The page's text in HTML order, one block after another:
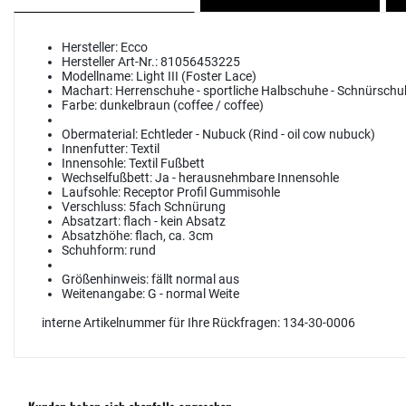
Hersteller: Ecco
Hersteller Art-Nr.:81056453225
Modellname: Light III (Foster Lace)
Machart: Herrenschuhe - sportliche Halbschuhe -
Farbe:dunkelbraun (coffee / coffee)
Obermaterial: Echtleder - Nubuck (Rind - oil cow nubuck)
Innenfutter:Textil
Innensohle:Textil Fußbett
Wechselfußbett:Ja - herausnehmbare Innensohle
Laufsohle: Receptor Profil Gummisohle
Verschluss: 5fach Schnürung
Absatzart:flach - kein Absatz
Absatzhöhe:flach, ca. 3cm
Schuhform: rund
Größenhinweis:fällt normal aus
Weitenangabe:G - normal Weite
interne Artikelnummer für Ihre Rückfragen: 134-30-0006